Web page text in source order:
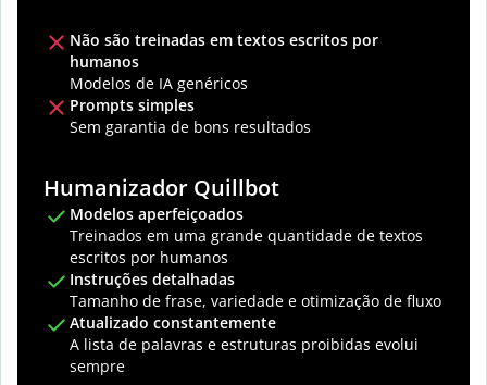
Não são treinadas em textos escritos por
humanos
Modelos de IA genéricos
Prompts simples
Sem garantia de bons resultados
Humanizador Quillbot
Modelos aperfeiçoados
Treinados em uma grande quantidade de textos
escritos por humanos
Instruções detalhadas
Tamanho de frase, variedade e otimização de fluxo
Atualizado constantemente
A lista de palavras e estruturas proibidas evolui
sempre